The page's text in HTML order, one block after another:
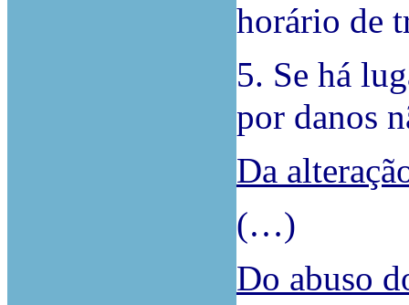
horário de
5. Se há
por danos
Da
(…)
Do abuso